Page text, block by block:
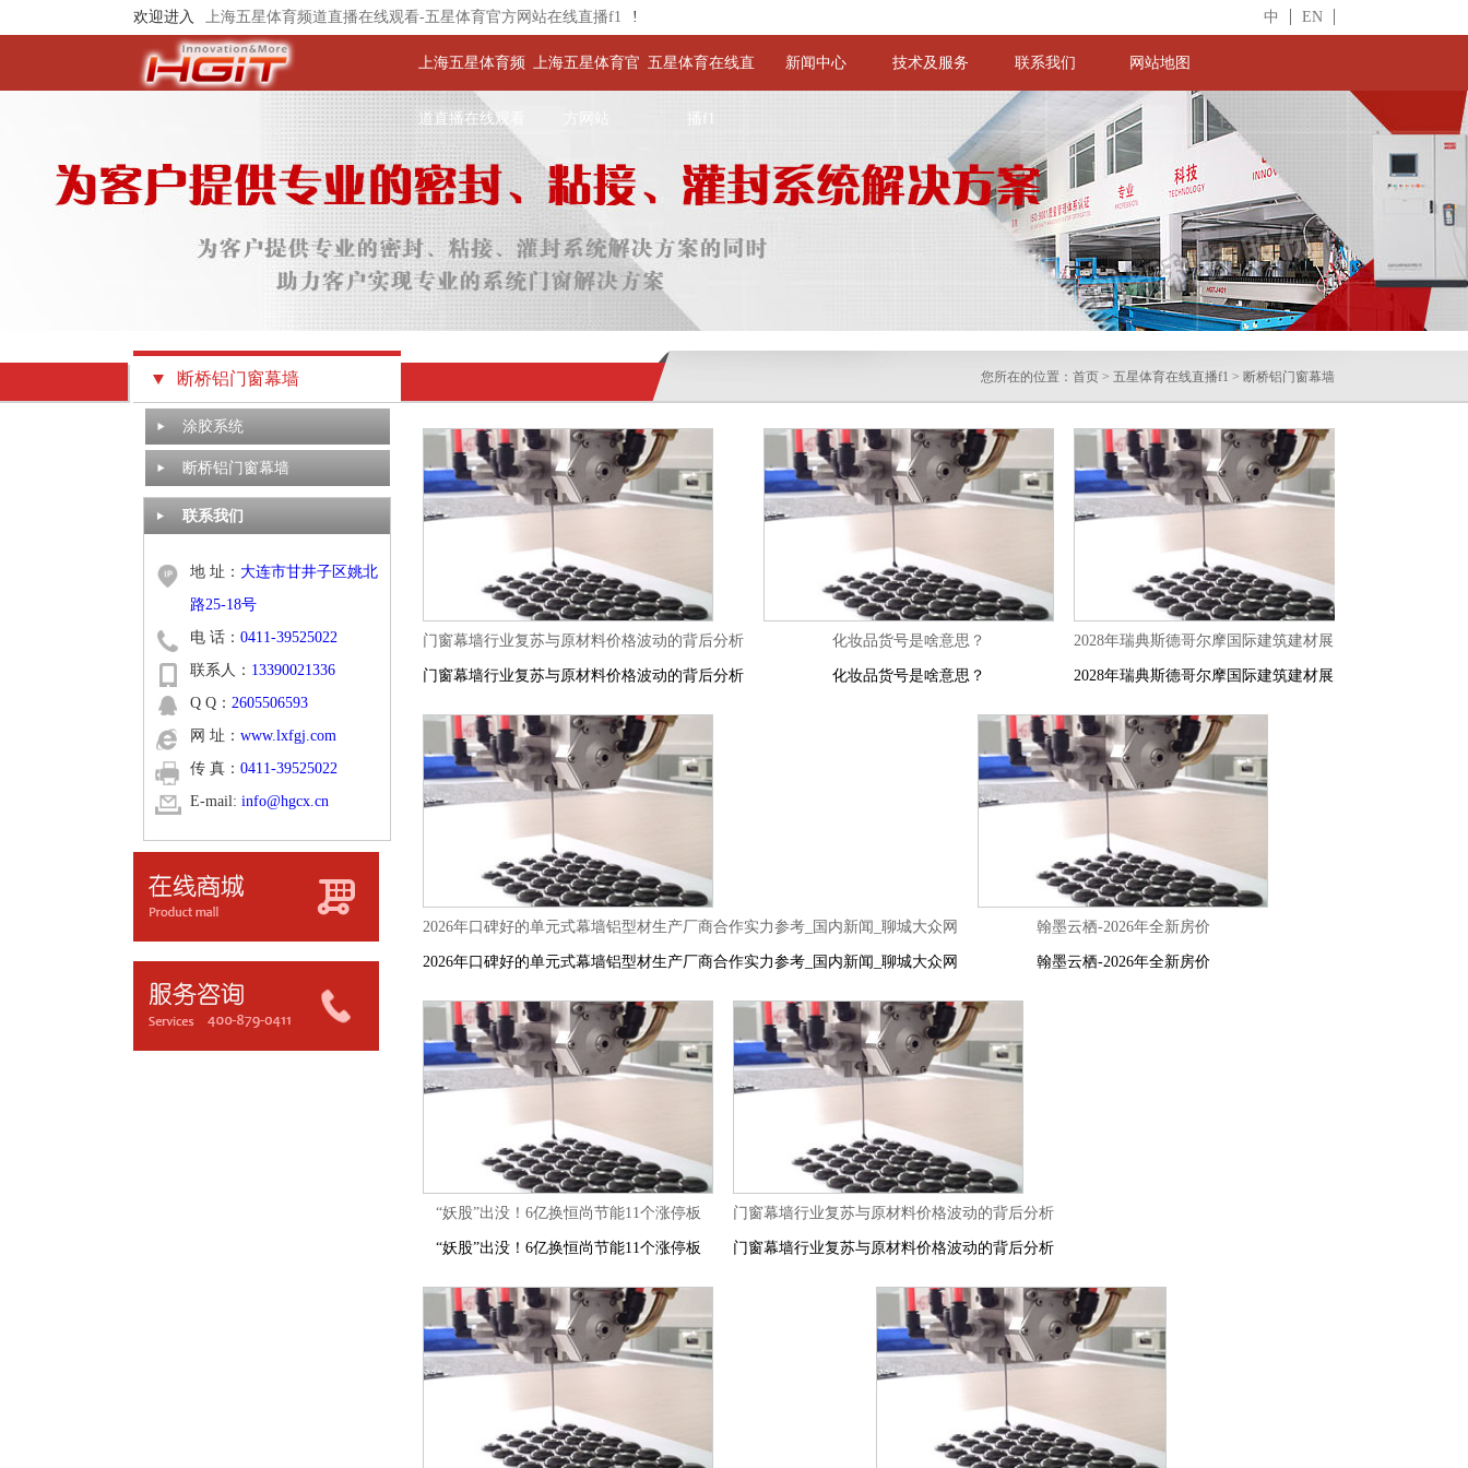
欢迎进入 上海五星体育频道直播在线观看-五星体育官方网站在线直播f1 ! 中 EN
上海五星体育频
道直播在线观看
上海五星体育官 五星体育在线直
播f1
新闻中心 技术及服务 联系我们 网站地图
断桥铝门窗幕墙
涂胶系统
断桥铝门窗幕墙
联系我们
地 址： 大连市甘井子区姚北
路25-18号
电 话： 0411-39525022
联系人： 13390021336
Q Q： 2605506593
网 址： www.lxfgj.com
传 真： 0411-39525022
E-mail: info@hgcx.cn
您所在的位置： 首页 > 五星体育在线直播f1 > 断桥铝门窗幕墙
门窗幕墙行业复苏与原材料价格波动的背后分析
门窗幕墙行业复苏与原材料价格波动的背后分析
化妆品货号是啥意思？
化妆品货号是啥意思？
2028年瑞典斯德哥尔摩国际建筑建材展览会
2028年瑞典斯德哥尔摩国际建筑建材展览会
2026年口碑好的单元式幕墙铝型材生产厂商合作实力参考_国内新闻_聊城大众网
2026年口碑好的单元式幕墙铝型材生产厂商合作实力参考_国内新闻_聊城大众网
翰墨云栖-2026年全新房价
翰墨云栖-2026年全新房价
“妖股”出没！6亿换恒尚节能11个涨停板
“妖股”出没！6亿换恒尚节能11个涨停板
门窗幕墙行业复苏与原材料价格波动的背后分析
门窗幕墙行业复苏与原材料价格波动的背后分析